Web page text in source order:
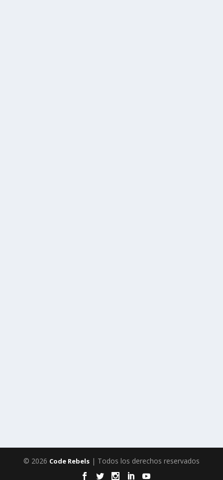
© 2026 Code Rebels | Todos los derechos reservados